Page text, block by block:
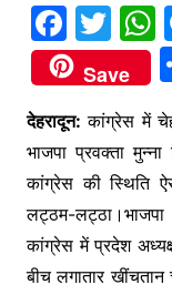
F
a
c
e
b
o
o
k
T
w
itt
er
Save
देहरादून: कांग्रेस में
भाजपा प्रवक्ता
कांग्रेस की स्थिति
लट्ठम-
कांग्रेस में प्रदेश
बीच लगातार